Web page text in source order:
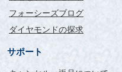
フォーシーズブログ
ダイヤモンドの探求
サポート